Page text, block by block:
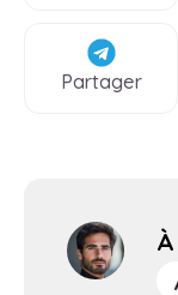
Partager